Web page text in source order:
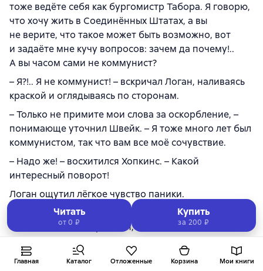
Главная Каталог Отложенные Корзина Мои книги
тоже ведёте себя как бургомистр Табора. Я говорю,
что хочу жить в Соединённых Штатах, а вы
не верите, что такое может быть возможно, вот
и задаёте мне кучу вопросов: зачем да почему!..
А вы часом сами не коммунист?
– Я?!.. Я не коммунист! – вскричал Логан, наливаясь
краской и оглядываясь по сторонам.
– Только не примите мои слова за оскорбление, –
понимающе уточнил Швейк. – Я тоже много лет был
коммунистом, так что вам все моё сочувствие.
– Надо же! – восхитился Хопкинс. – Какой
интересный поворот!
Логан ощутил лёгкое чувство паники.
– Так или иначе, коммунист вы или нет, позвольте
сказать вам, мистер Логан, что вам очень повезло,
не преследуют диссидентов. В Праге вас уже давно
Читать
от 0 ₽
Купить
за 200 ₽